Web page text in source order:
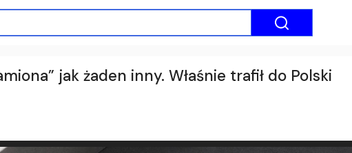
jak żaden inny. Właśnie trafił do Polski